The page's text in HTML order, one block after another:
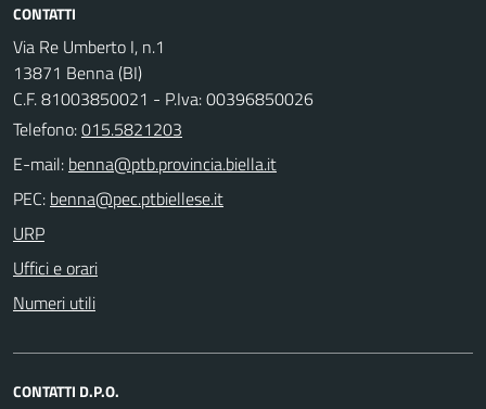
CONTATTI
Via Re Umberto I, n.1
13871 Benna (BI)
C.F. 81003850021 - P.Iva: 00396850026
Telefono:015.5821203
E-mail:
PEC:
URP
Uffici e orari
Numeri utili
CONTATTI D.P.O.